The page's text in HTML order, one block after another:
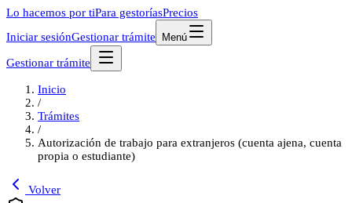
Lo hacemos por tiPara gestoríasPrecios
Iniciar sesiónGestionar trámite Menú
Gestionar trámite
Inicio
/
Trámites
/
Autorización de trabajo para extranjeros (cuenta ajena, cuenta
propia o estudiante)
Volver